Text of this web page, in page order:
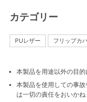
カテゴリー
PUレザー フリップカ
本製品を用途以外の目的
本製品を使用しての事
は一切の責任をおいか